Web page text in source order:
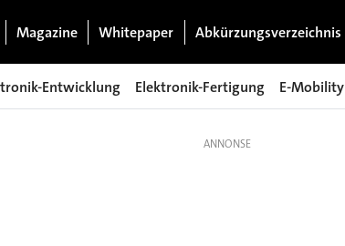
Magazine Whitepaper Abkürzungsverzeichnis
Entwicklung Elektronik-Fertigung E-Mobility